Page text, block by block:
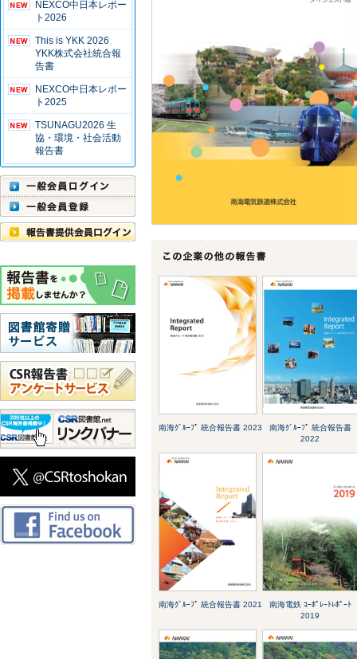
NEXCO中日本レポー
ト2026
This is YKK 2026
YKK株式会社統合報
告書
NEXCO中日本レポー
ト2025
TSUNAGU2026 生
協・環境・社会活動
報告書
南海ｸﾞﾙｰﾌﾟ 統合報告書 2023
南海ｸﾞﾙｰﾌﾟ 統合報告書
2022
南海ｸﾞﾙｰﾌﾟ 統合報告書 2021
南海電鉄 ｺｰﾎﾟﾚｰﾄﾚﾎﾟｰﾄ
2019